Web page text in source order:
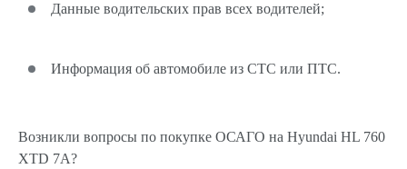
Данные водительских прав всех водителей;
Информация об автомобиле из СТС или ПТС.
Возникли вопросы по покупке ОСАГО на Hyundai HL 760
XTD 7A?